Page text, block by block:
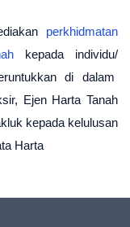
perkhidmatan
kepada individu/
di dalam
Ejen Harta Tanah
kepada kelulusan
Harta